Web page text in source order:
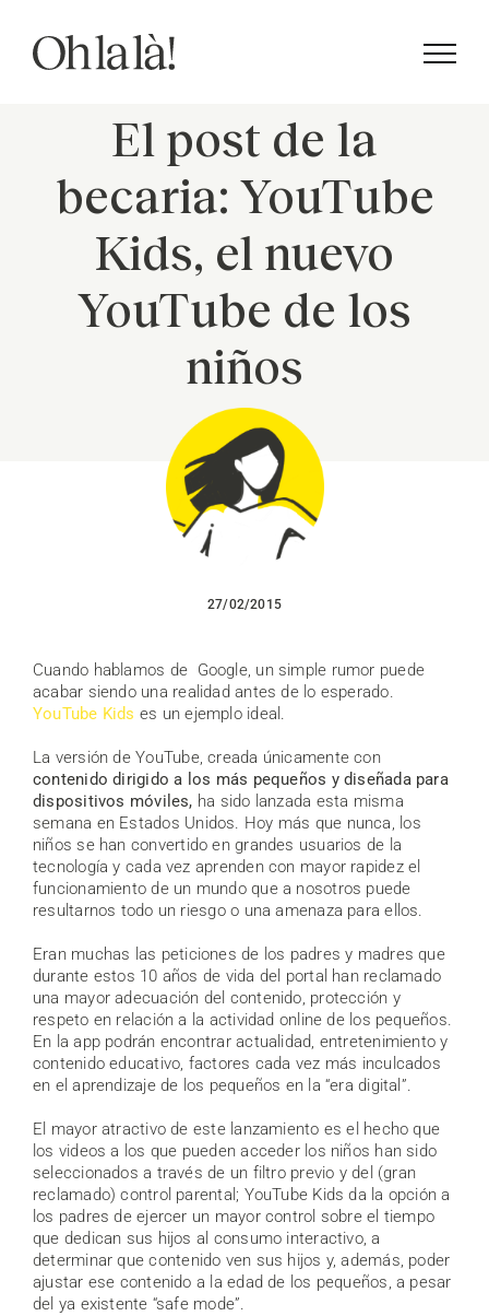
contenido
El post de la
becaria: YouTube
Kids, el nuevo
YouTube de los
niños
27/02/2015
Cuando hablamos de Google, un simple rumor puede
acabar siendo una realidad antes de lo esperado.
YouTube Kids es un ejemplo ideal.
La versión de YouTube, creada únicamente con
contenido dirigido a los más pequeños y diseñada para
dispositivos móviles, ha sido lanzada esta misma
semana en Estados Unidos. Hoy más que nunca, los
niños se han convertido en grandes usuarios de la
tecnología y cada vez aprenden con mayor rapidez el
funcionamiento de un mundo que a nosotros puede
resultarnos todo un riesgo o una amenaza para ellos.
Eran muchas las peticiones de los padres y madres que
durante estos 10 años de vida del portal han reclamado
una mayor adecuación del contenido, protección y
respeto en relación a la actividad online de los pequeños.
En la app podrán encontrar actualidad, entretenimiento y
contenido educativo, factores cada vez más inculcados
en el aprendizaje de los pequeños en la “era digital”.
El mayor atractivo de este lanzamiento es el hecho que
los videos a los que pueden acceder los niños han sido
seleccionados a través de un filtro previo y del (gran
reclamado) control parental; YouTube Kids da la opción a
los padres de ejercer un mayor control sobre el tiempo
que dedican sus hijos al consumo interactivo, a
determinar que contenido ven sus hijos y, además, poder
ajustar ese contenido a la edad de los pequeños, a pesar
del ya existente “safe mode”.